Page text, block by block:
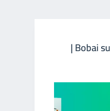
صن بلوك بوباي Bobai sun block |